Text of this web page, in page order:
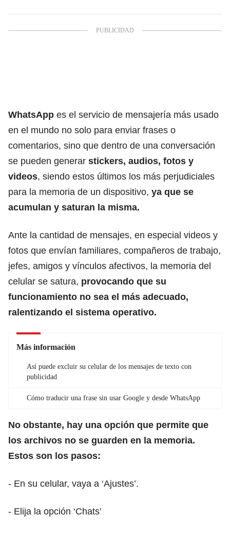
WhatsApp es el servicio de mensajería más usado
en el mundo no solo para enviar frases o
comentarios, sino que dentro de una conversación
se pueden generar stickers, audios, fotos y
videos, siendo estos últimos los más perjudiciales
para la memoria de un dispositivo, ya que se
acumulan y saturan la misma.
Ante la cantidad de mensajes, en especial videos y
fotos que envían familiares, compañeros de trabajo,
jefes, amigos y vínculos afectivos, la memoria del
celular se satura, provocando que su
funcionamiento no sea el más adecuado,
ralentizando el sistema operativo.
Más información
Así puede excluir su celular de los mensajes de texto con
publicidad
Cómo traducir una frase sin usar Google y desde WhatsApp
No obstante, hay una opción que permite que
los archivos no se guarden en la memoria.
Estos son los pasos:
- En su celular, vaya a ‘Ajustes’.
- Elija la opción ‘Chats’